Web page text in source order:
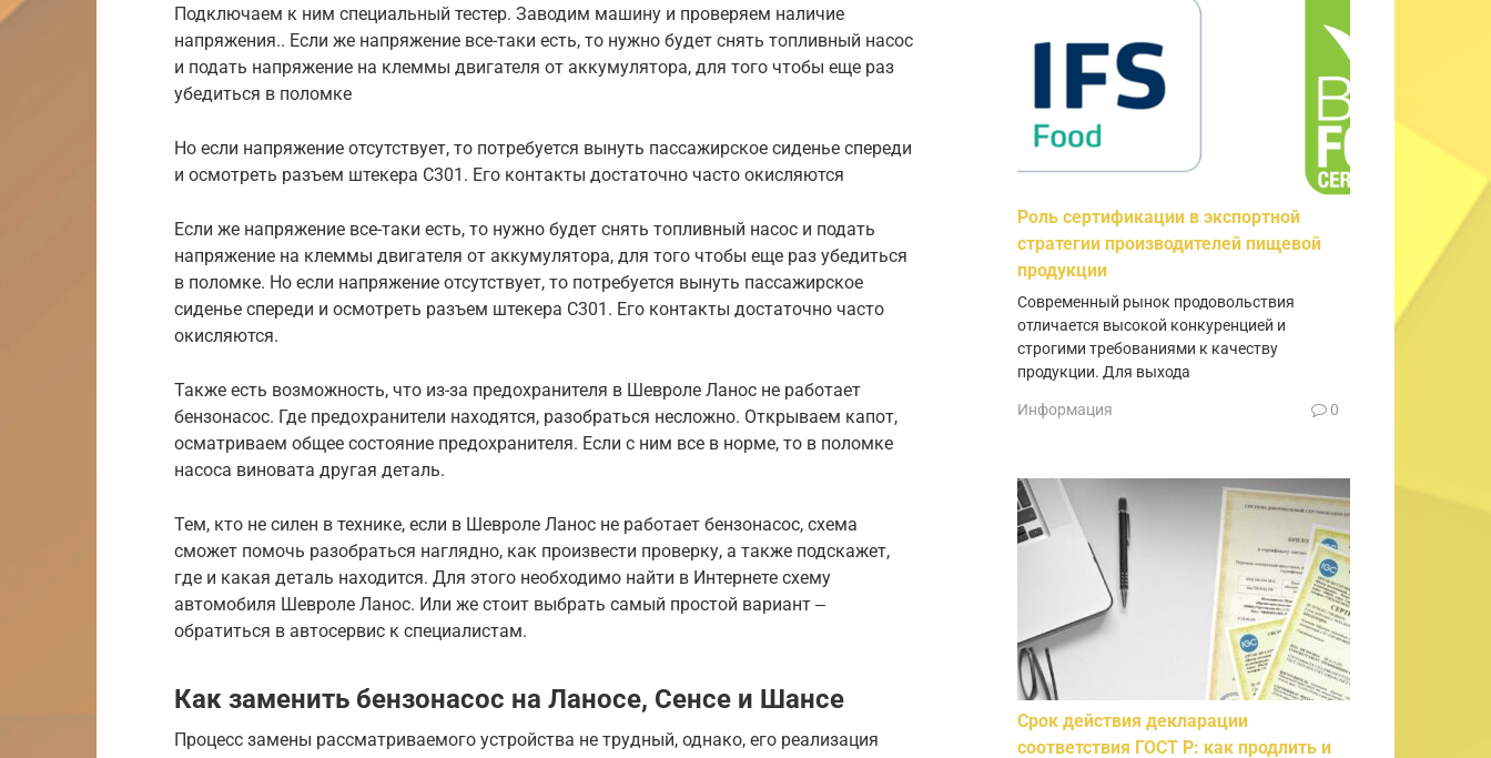
Подключаем к ним специальный тестер. Заводим машину и проверяем наличие
напряжения.. Если же напряжение все-таки есть, то нужно будет снять топливный насос
и подать напряжение на клеммы двигателя от аккумулятора, для того чтобы еще раз
убедиться в поломке
Но если напряжение отсутствует, то потребуется вынуть пассажирское сиденье спереди
и осмотреть разъем штекера С301. Его контакты достаточно часто окисляются
Если же напряжение все-таки есть, то нужно будет снять топливный насос и подать
напряжение на клеммы двигателя от аккумулятора, для того чтобы еще раз убедиться
в поломке. Но если напряжение отсутствует, то потребуется вынуть пассажирское
сиденье спереди и осмотреть разъем штекера С301. Его контакты достаточно часто
окисляются.
Также есть возможность, что из-за предохранителя в Шевроле Ланос не работает
бензонасос. Где предохранители находятся, разобраться несложно. Открываем капот,
осматриваем общее состояние предохранителя. Если с ним все в норме, то в поломке
насоса виновата другая деталь.
Тем, кто не силен в технике, если в Шевроле Ланос не работает бензонасос, схема
сможет помочь разобраться наглядно, как произвести проверку, а также подскажет,
где и какая деталь находится. Для этого необходимо найти в Интернете схему
автомобиля Шевроле Ланос. Или же стоит выбрать самый простой вариант ‒
обратиться в автосервис к специалистам.
Как заменить бензонасос на Ланосе, Сенсе и Шансе
Процесс замены рассматриваемого устройства не трудный, однако, его реализация
Роль сертификации в экспортной
стратегии производителей пищевой
продукции
Современный рынок продовольствия
отличается высокой конкуренцией и
строгими требованиями к качеству
продукции. Для выхода
Информация 0
Срок действия декларации
соответствия ГОСТ Р: как продлить и